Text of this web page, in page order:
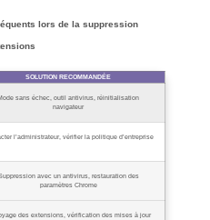
lors de la suppression
SOLUTION RECOMMANDÉE
sans échec, outil antivirus, réinitialisation
navigateur
l’administrateur, vérifier la politique d’entreprise
avec un antivirus, restauration des
paramètres Chrome
des extensions, vérification des mises à jour